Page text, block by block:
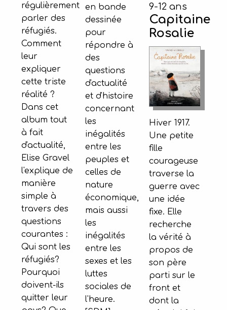
régulièrement
parler des
réfugiés.
Comment
leur
expliquer
cette triste
réalité ?
Dans cet
album tout
à fait
d'actualité,
Elise Gravel
l'explique de
manière
simple à
travers des
questions
courantes :
Qui sont les
réfugiés?
Pourquoi
doivent-ils
quitter leur
en bande
dessinée
pour
répondre à
des
questions
d'actualité
et d'histoire
concernant
les
inégalités
entre les
peuples et
celles de
nature
économique,
mais aussi
les
inégalités
entre les
sexes et les
luttes
sociales de
l'heure.
9-12 ans
Capitaine
Rosalie
Hiver 1917.
Une petite
fille
courageuse
traverse la
guerre avec
une idée
fixe. Elle
recherche
la vérité à
propos de
son père
parti sur le
front et
dont la